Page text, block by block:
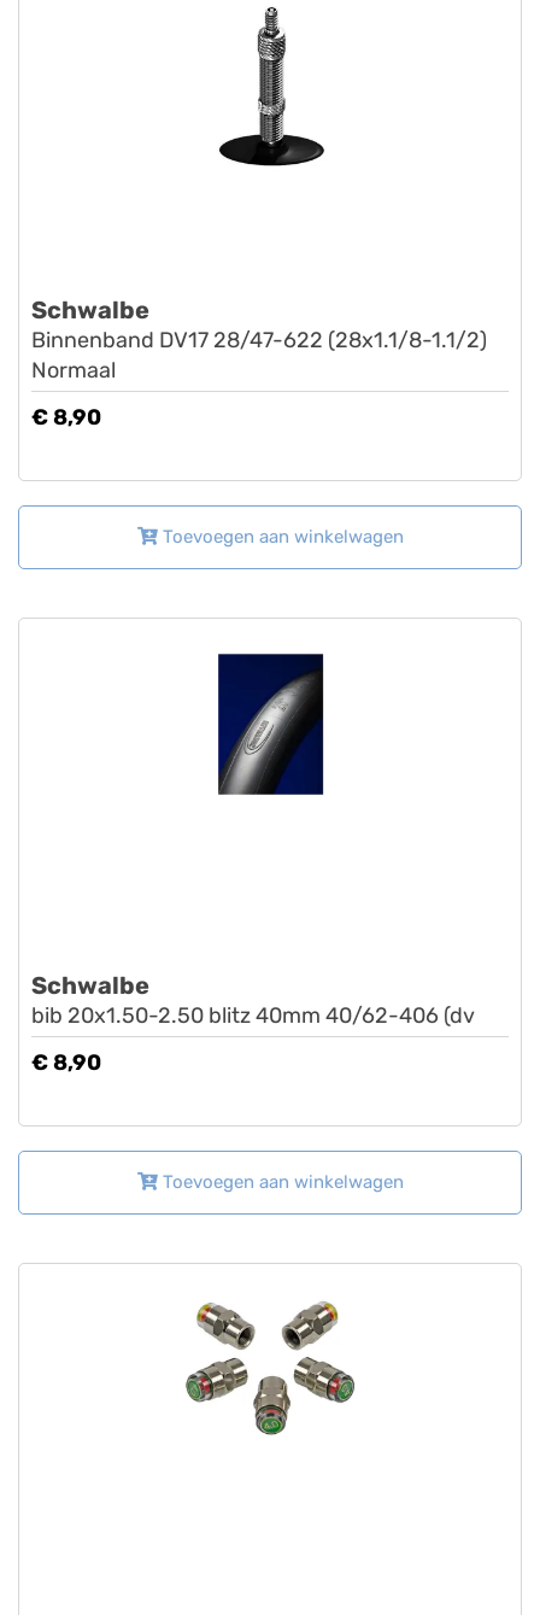
Schwalbe
Binnenband DV17 28/47-622 (28x1.1/8-1.1/2)
Normaal
€ 8,90
Toevoegen aan winkelwagen
Schwalbe
bib 20x1.50-2.50 blitz 40mm 40/62-406 (dv
€ 8,90
Toevoegen aan winkelwagen